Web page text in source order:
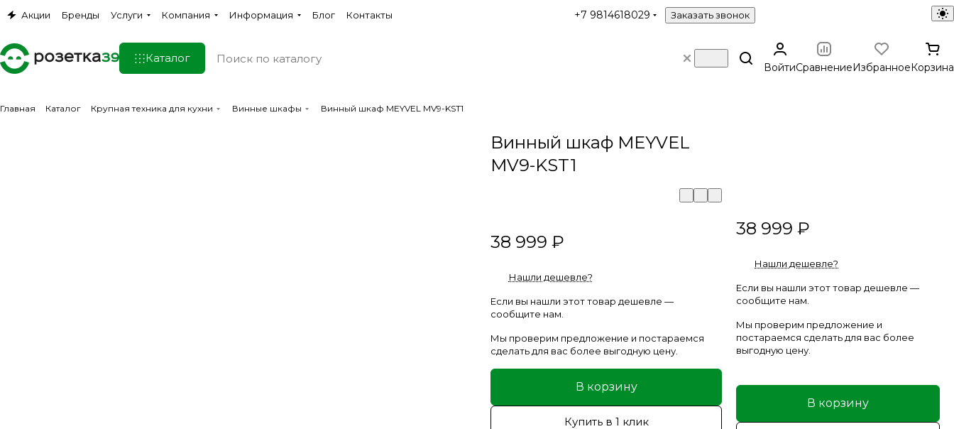
Акции Бренды Услуги Компания Информация Блог Контакты +7 9814618029 Заказать звонок
Каталог
ВойтиСравнениеИзбранноеКорзина
Главная Каталог Крупная техника для кухни Винные шкафы Винный шкаф MEYVEL MV9-KST1
Винный шкаф MEYVEL
MV9-KST1
38 999 ₽
Нашли дешевле?
Если вы нашли этот товар дешевле —
сообщите нам.
Мы проверим предложение и постараемся
сделать для вас более выгодную цену.
В корзину
Купить в 1 клик
38 999 ₽
Нашли дешевле?
Если вы нашли этот товар дешевле —
сообщите нам.
Мы проверим предложение и
постараемся сделать для вас более
выгодную цену.
В корзину